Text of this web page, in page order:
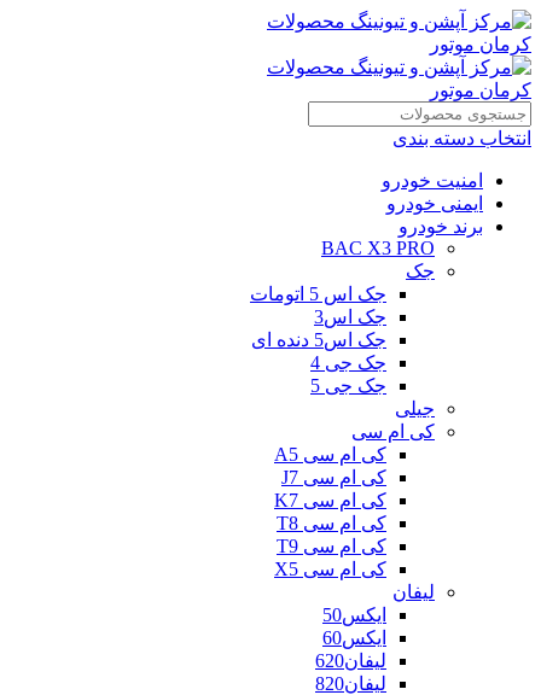
انتخاب دسته بندی
امنیت خودرو
ایمنی خودرو
برند خودرو
BAC X3 PRO
جک
جک اس 5 اتومات
جک اس3
جک اس5 دنده ای
جک جی 4
جک جی 5
جیلی
کی ام سی
کی ام سی A5
کی ام سی J7
کی ام سی K7
کی ام سی T8
کی ام سی T9
کی ام سی X5
لیفان
ایکس50
ایکس60
لیفان620
لیفان820